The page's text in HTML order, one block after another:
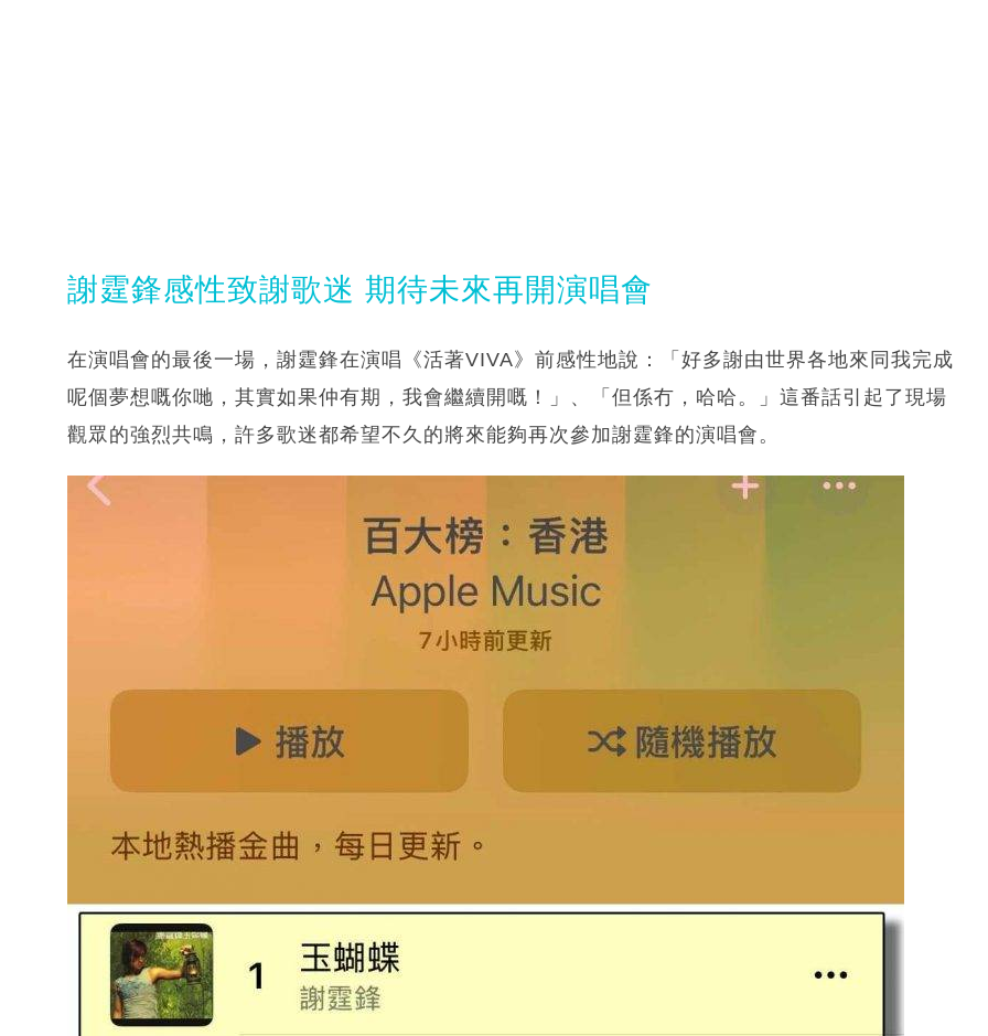
謝霆鋒感性致謝歌迷 期待未來再開演唱會
在演唱會的最後一場，謝霆鋒在演唱《活著VIVA》前感性地說：「好多謝由世界各地來同我完成
呢個夢想嘅你哋，其實如果仲有期，我會繼續開嘅！」、「但係冇，哈哈。」這番話引起了現場
觀眾的強烈共鳴，許多歌迷都希望不久的將來能夠再次參加謝霆鋒的演唱會。